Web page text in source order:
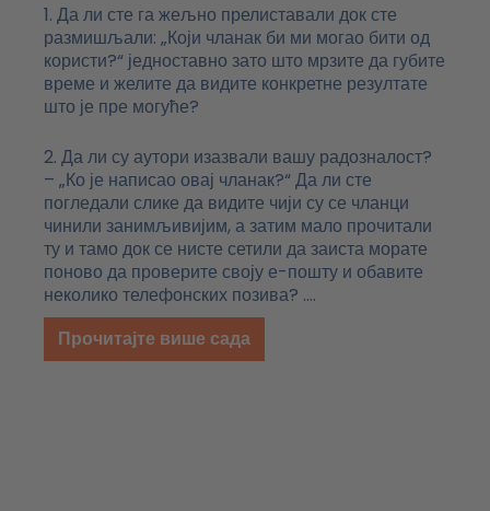
1. Да ли сте га жељно прелиставали док сте
размишљали: „Који чланак би ми могао бити од
користи?“ једноставно зато што мрзите да губите
време и желите да видите конкретне резултате
што је пре могуће?
2. Да ли су аутори изазвали вашу радозналост?
– „Ко је написао овај чланак?“ Да ли сте
погледали слике да видите чији су се чланци
чинили занимљивијим, а затим мало прочитали
ту и тамо док се нисте сетили да заиста морате
поново да проверите своју е-пошту и обавите
неколико телефонских позива? ….
Прочитајте више сада